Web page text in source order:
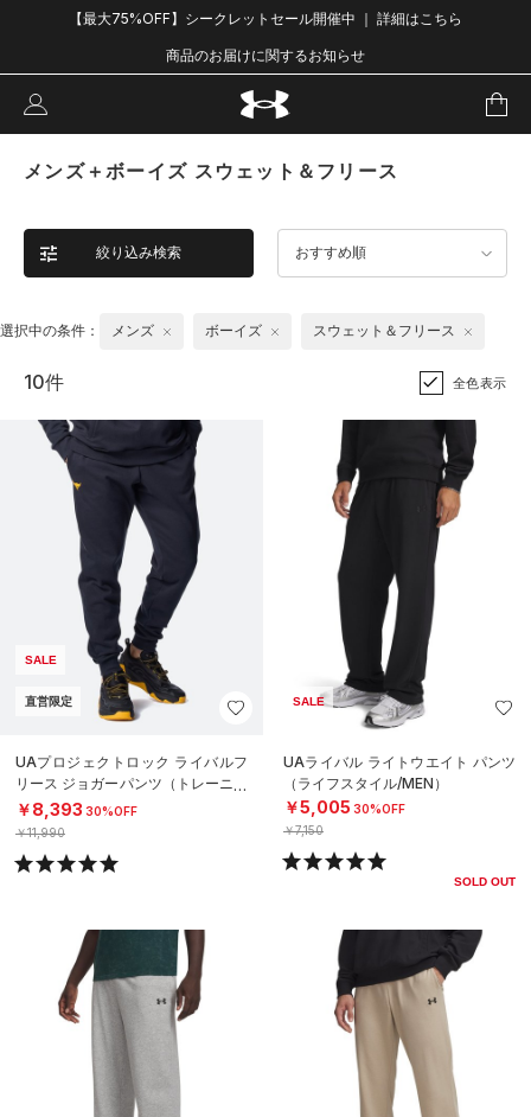
【最大75%OFF】シークレットセール開催中 ｜ 詳細はこちら
商品のお届けに関するお知らせ
メンズ＋ボーイズ スウェット＆フリース
絞り込み検索 おすすめ順
選択中の条件： メンズ ボーイズ スウェット＆フリース
10件 全色表示
SALE
直営限定
UAプロジェクトロック ライバルフ
リース ジョガーパンツ（トレーニン
グ/MEN）
￥8,393 30%OFF
￥11,990
SALE
UAライバル ライトウエイト パンツ
（ライフスタイル/MEN）
￥5,005 30%OFF
￥7,150
SOLD OUT